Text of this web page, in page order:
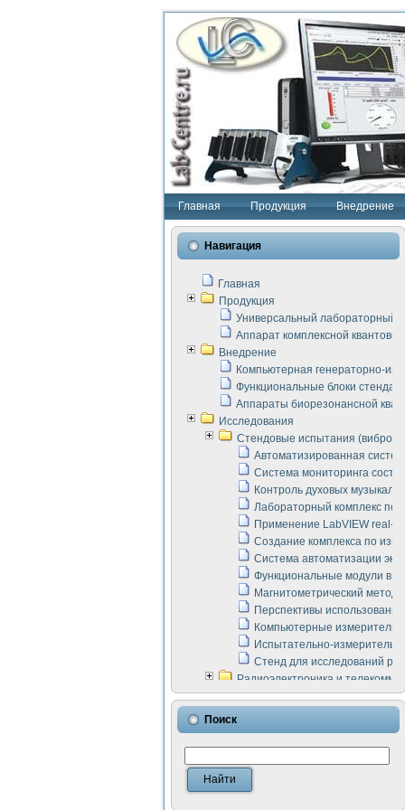
Главная Продукция Внедрение
Навигация
Главная
Продукция
Универсальный лабораторный
Аппарат комплексной
Внедрение
Компьютерная генераторно-
Функциональные блоки стенда
Аппараты биорезонансной
Исследования
Стендовые испытания
Автоматизированная
Система мониторинга
Контроль духовых
Лабораторный комплекс по
Применение LabVIEW real-
Создание комплекса по
Система автоматизации
Функциональные модули в
Магнитометрический метод
Перспективы
Компьютерные
Испытательно-
Стенд для исследований
Радиоэлектроника и
LabVIEW в расчетах
Аппаратно-программный
Виртуальный
Измерение шумовых
Измерительный
Инструменты для
Инструменты для
Поиск